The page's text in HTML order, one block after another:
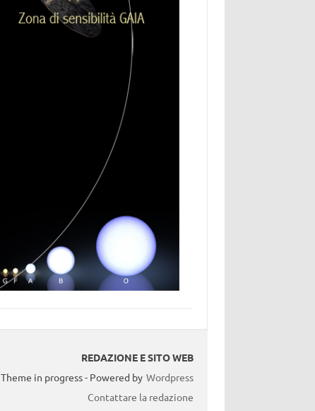
REDAZIONE E SITO WEB
Theme in progress - Powered by Wordpress
Contattare la redazione